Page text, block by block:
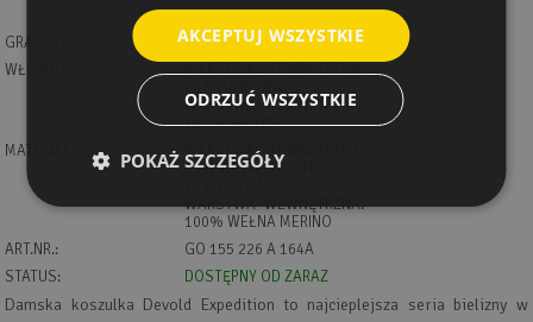
GRAMATURA:
235 G/M2
WŁÓKNO:
WARSTWA ZEWNĘTRZNA:
20,5 MIKROWA
WARSTWA WEWNĘTRZNA:
18,7 MIKROWA
MATERIAŁ:
WARSTWA ZEWNĘTRZNA:
90% WEŁNA MERINO
WARSTWA WEWNĘTRZNA:
100% WEŁNA MERINO
ART.NR.:
GO 155 226 A 164A
STATUS:
DOSTĘPNY OD ZARAZ
Damska koszulka Devold Expedition to najcieplejsza seria bielizny w
AKCEPTUJ WSZYSTKIE
ODRZUĆ WSZYSTKIE
POKAŻ SZCZEGÓŁY